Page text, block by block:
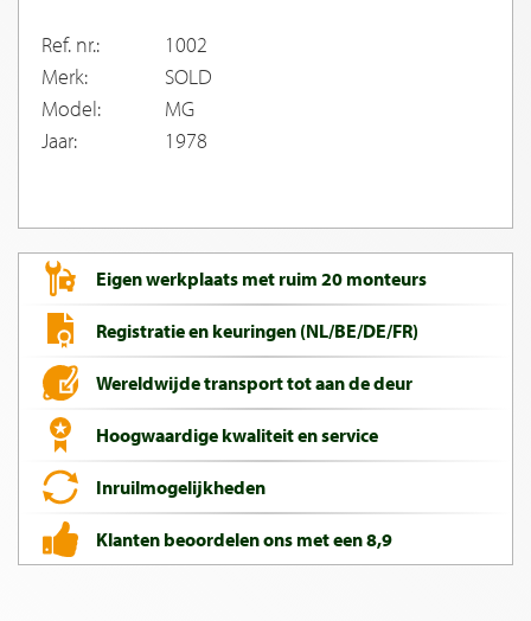
Ref. nr.:
1002
Merk:
SOLD
Model:
MG
Jaar:
1978
Eigen werkplaats met ruim 20 monteurs
Registratie en keuringen (NL/BE/DE/FR)
Wereldwijde transport tot aan de deur
Hoogwaardige kwaliteit en service
Inruilmogelijkheden
Klanten beoordelen ons met een 8,9